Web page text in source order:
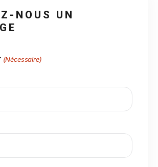
NOUS UN
(Nécessaire)